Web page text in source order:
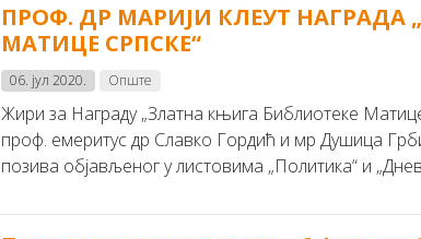
ПРОФ. ДР МАРИЈИ КЛЕУТ НАГРАДА
МАТИЦЕ СРПСКЕ“
06. јул 2020. Опште
Жири за Награду „Златна књига Библиотеке
проф. емеритус др Славко Гордић и мр Душица
позива објављеног у листовима „Политика“ и